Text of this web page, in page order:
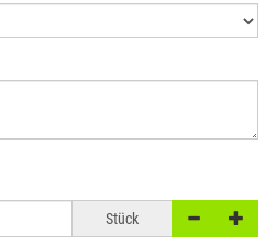
Stück